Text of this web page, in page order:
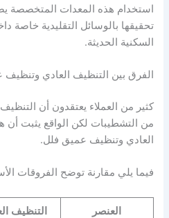
استخدام هذه المعدات المتخصصة
تحقيقها بالوسائل التقليدية خاصة
السكنية الحديثة.
الفرق بين التنظيف العادي
كثير من العملاء يعتقدون أن التنظيف
من التشطيبات لكن الواقع يثبت أن
العادي وتنظيف عميق فلل.
فيما يلي مقارنة توضح الفروقات
العنصر التنظيف